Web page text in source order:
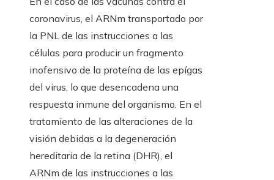
coronavirus, el ARNm transportado por
la PNL de las instrucciones a las
células para producir un fragmento
inofensivo de la proteína de las epígas
del virus, lo que desencadena una
respuesta inmune del organismo. En el
tratamiento de las alteraciones de la
visión debidas a la degeneración
hereditaria de la retina (DHR), el
ARNm de las instrucciones a las